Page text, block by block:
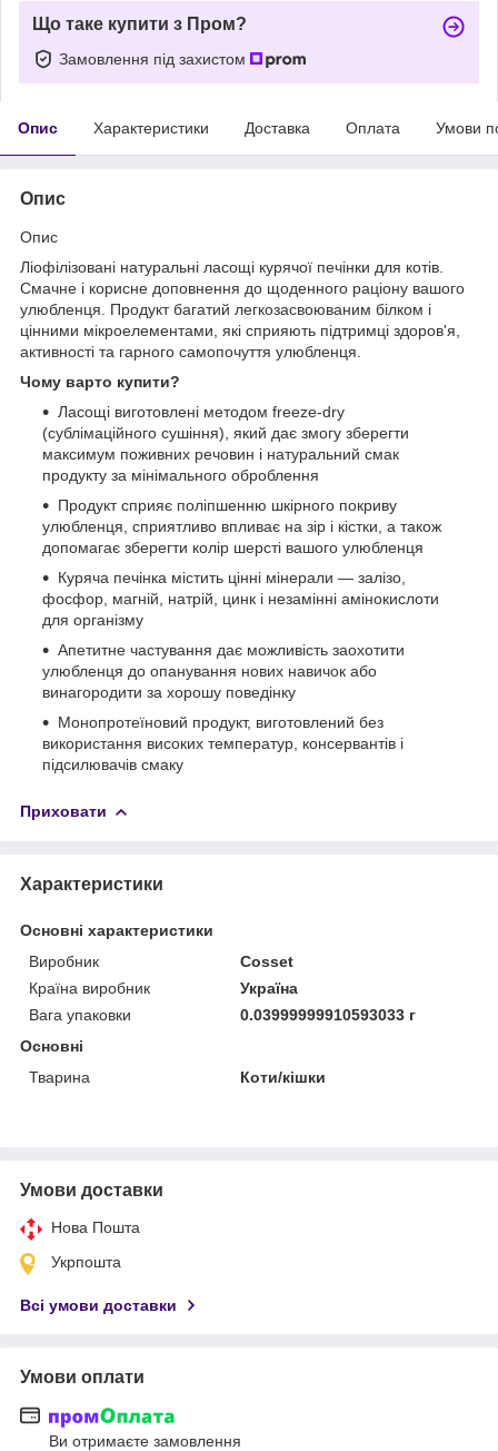
Що таке купити з Пром?
Замовлення під захистом
Опис Характеристики Доставка Оплата Умови
Опис
Опис
Ліофілізовані натуральні ласощі курячої печінки для котів.
Смачне і корисне доповнення до щоденного раціону вашого
улюбленця. Продукт багатий легкозасвоюваним білком і
цінними мікроелементами, які сприяють підтримці здоров'я,
активності та гарного самопочуття улюбленця.
Чому варто купити?
Ласощі виготовлені методом freeze-dry
(сублімаційного сушіння), який дає змогу зберегти
максимум поживних речовин і натуральний смак
продукту за мінімального оброблення
Продукт сприяє поліпшенню шкірного покриву
улюбленця, сприятливо впливає на зір і кістки, а також
допомагає зберегти колір шерсті вашого улюбленця
Куряча печінка містить цінні мінерали — залізо,
фосфор, магній, натрій, цинк і незамінні амінокислоти
для організму
Апетитне частування дає можливість заохотити
улюбленця до опанування нових навичок або
винагородити за хорошу поведінку
Монопротеїновий продукт, виготовлений без
використання високих температур, консервантів і
підсилювачів смаку
Приховати
Характеристики
Основні характеристики
Виробник
Cosset
Країна виробник
Україна
Вага упаковки
0.03999999910593033 г
Основні
Тварина
Коти/кішки
Умови доставки
Нова Пошта
Укрпошта
Всі умови доставки
Умови оплати
Ви отримаєте замовлення